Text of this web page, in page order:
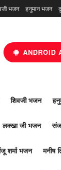
भजन हनुमान भजन
ANDROID
शिवजी भजन
लक्खा जी भजन
शर्मा भजन मनीष